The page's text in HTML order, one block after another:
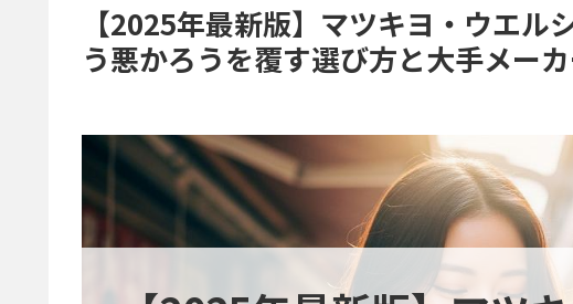
【2025年最新版】マツキヨ・ウエル
う悪かろうを覆す選び方と大手メー